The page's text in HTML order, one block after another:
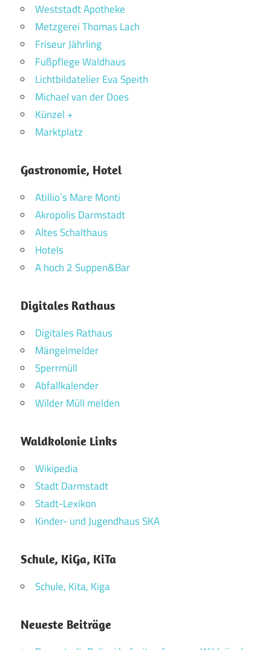
Weststadt Apotheke
Metzgerei Thomas Lach
Friseur Jährling
Fußpflege Waldhaus
Lichtbildatelier Eva Speith
Michael van der Does
Künzel +
Marktplatz
Gastronomie, Hotel
Atillio`s Mare Monti
Akropolis Darmstadt
Altes Schalthaus
Hotels
A hoch 2 Suppen&Bar
Digitales Rathaus
Digitales Rathaus
Mängelmelder
Sperrmüll
Abfallkalender
Wilder Müll melden
Waldkolonie Links
Wikipedia
Stadt Darmstadt
Stadt-Lexikon
Kinder- und Jugendhaus SKA
Schule, KiGa, KiTa
Schule, Kita, Kiga
Neueste Beiträge